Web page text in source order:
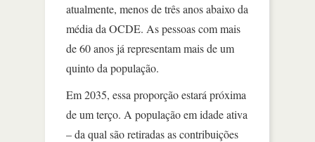
atualmente, menos de três anos abaixo da
média da OCDE. As pessoas com mais
de 60 anos já representam mais de um
quinto da população.
Em 2035, essa proporção estará próxima
de um terço. A população em idade ativa
– da qual são retiradas as contribuições